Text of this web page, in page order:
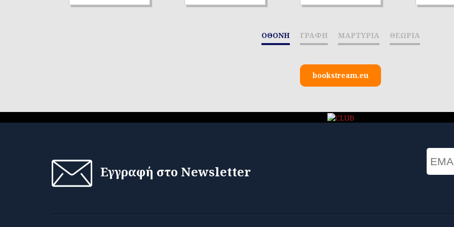
ΟΘΟΝΗ ΓΡΑΦΗ ΜΑΡΤΥΡΙΑ ΘΕΩΡΙΑ
bookstream.eu
Εγγραφή στο Newsletter